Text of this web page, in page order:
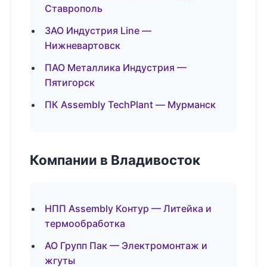
Ставрополь
ЗАО Индустрия Line —
Нижневартовск
ПАО Металлика Индустрия —
Пятигорск
ПК Assembly TechPlant — Мурманск
Компании в Владивосток
НПП Assembly Контур — Литейка и
термообработка
АО Групп Пак — Электромонтаж и
жгуты